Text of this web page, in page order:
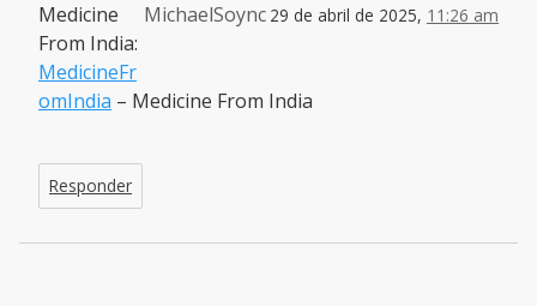
MichaelSoync 29 de abril de 2025, 11:26 am
Medicine
From India:
MedicineFr
omIndia – Medicine From India
Responder